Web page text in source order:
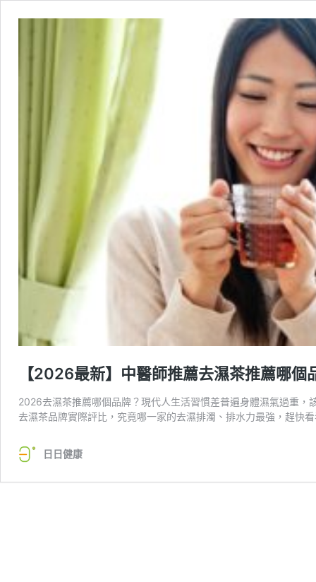
【2026最新】中醫師推薦去濕茶推薦哪
2026去濕茶推薦哪個品牌？現代人生活習慣差普遍身體濕氣過重
去濕茶品牌實際評比，究竟哪一家的去濕排濁、排水力最強，趕快
日日健康